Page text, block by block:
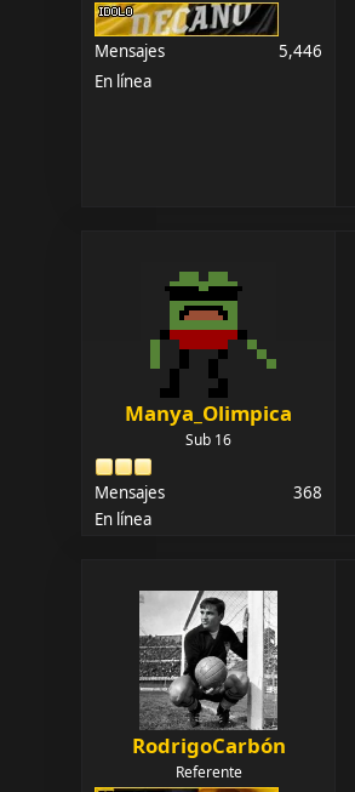
Mensajes
5,446
En línea
Manya_Olimpica
Sub 16
Mensajes
368
En línea
RodrigoCarbón
Referente